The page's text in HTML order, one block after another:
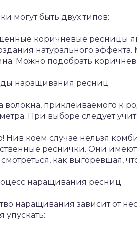
могут быть двух типов:
коричневые ресницы
натурального
Можно подобрать
наращивания ресниц
волокна, приклеиваемого к
При выборе следует
Нив коем случае нельзя
реснички. Они имеют
как выгоревшая,
наращивания ресниц
наращивания зависит от
упускать: